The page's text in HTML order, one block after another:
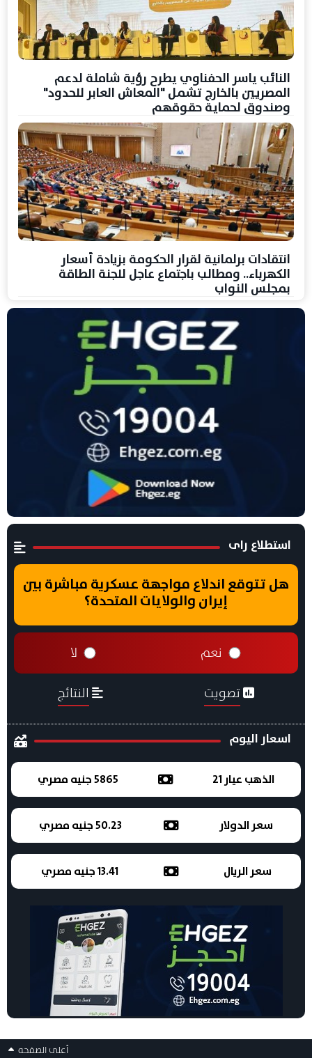
النائب ياسر الحفناوي يطرح رؤية شاملة لدعم
المصريين بالخارج تشمل "المعاش العابر للحدود"
وصندوق لحماية حقوقهم
انتقادات برلمانية لقرار الحكومة بزيادة أسعار
الكهرباء.. ومطالب باجتماع عاجل للجنة الطاقة
بمجلس النواب
استطلاع راى
هل تتوقع اندلاع مواجهة عسكرية مباشرة بين
إيران والولايات المتحدة؟
نعم لا
تصويت النتائج
اسعار اليوم
الذهب عيار 21 5865 جنيه مصري
سعر الدولار 50.23 جنيه مصري
سعر الريال 13.41 جنيه مصري
أعلى الصفحه